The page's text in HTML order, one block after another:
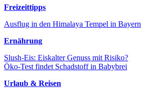
Freizeittipps
Ausflug in den Himalaya Tempel in Bayern
Ernährung
Slush-Eis: Eiskalter Genuss mit Risiko?
Öko-Test findet Schadstoff in Babybrei
Urlaub & Reisen